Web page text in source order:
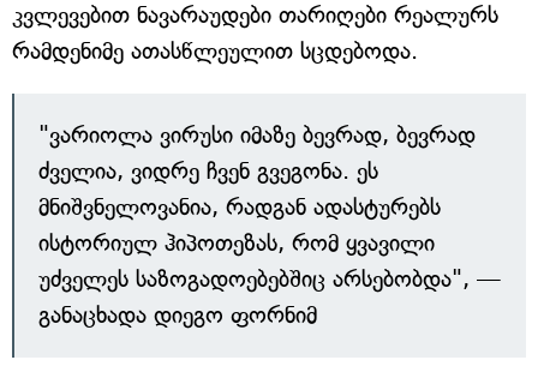
კვლევებით ნავარაუდები თარიღები რეალურს
რამდენიმე ათასწლეულით სცდებოდა.
"ვარიოლა ვირუსი იმაზე ბევრად, ბევრად
ძველია, ვიდრე ჩვენ გვეგონა. ეს
მნიშვნელოვანია, რადგან ადასტურებს
ისტორიულ ჰიპოთეზას, რომ ყვავილი
უძველეს საზოგადოებებშიც არსებობდა", —
განაცხადა დიეგო ფორნიმ